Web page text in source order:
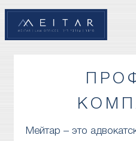
Мейтар – это